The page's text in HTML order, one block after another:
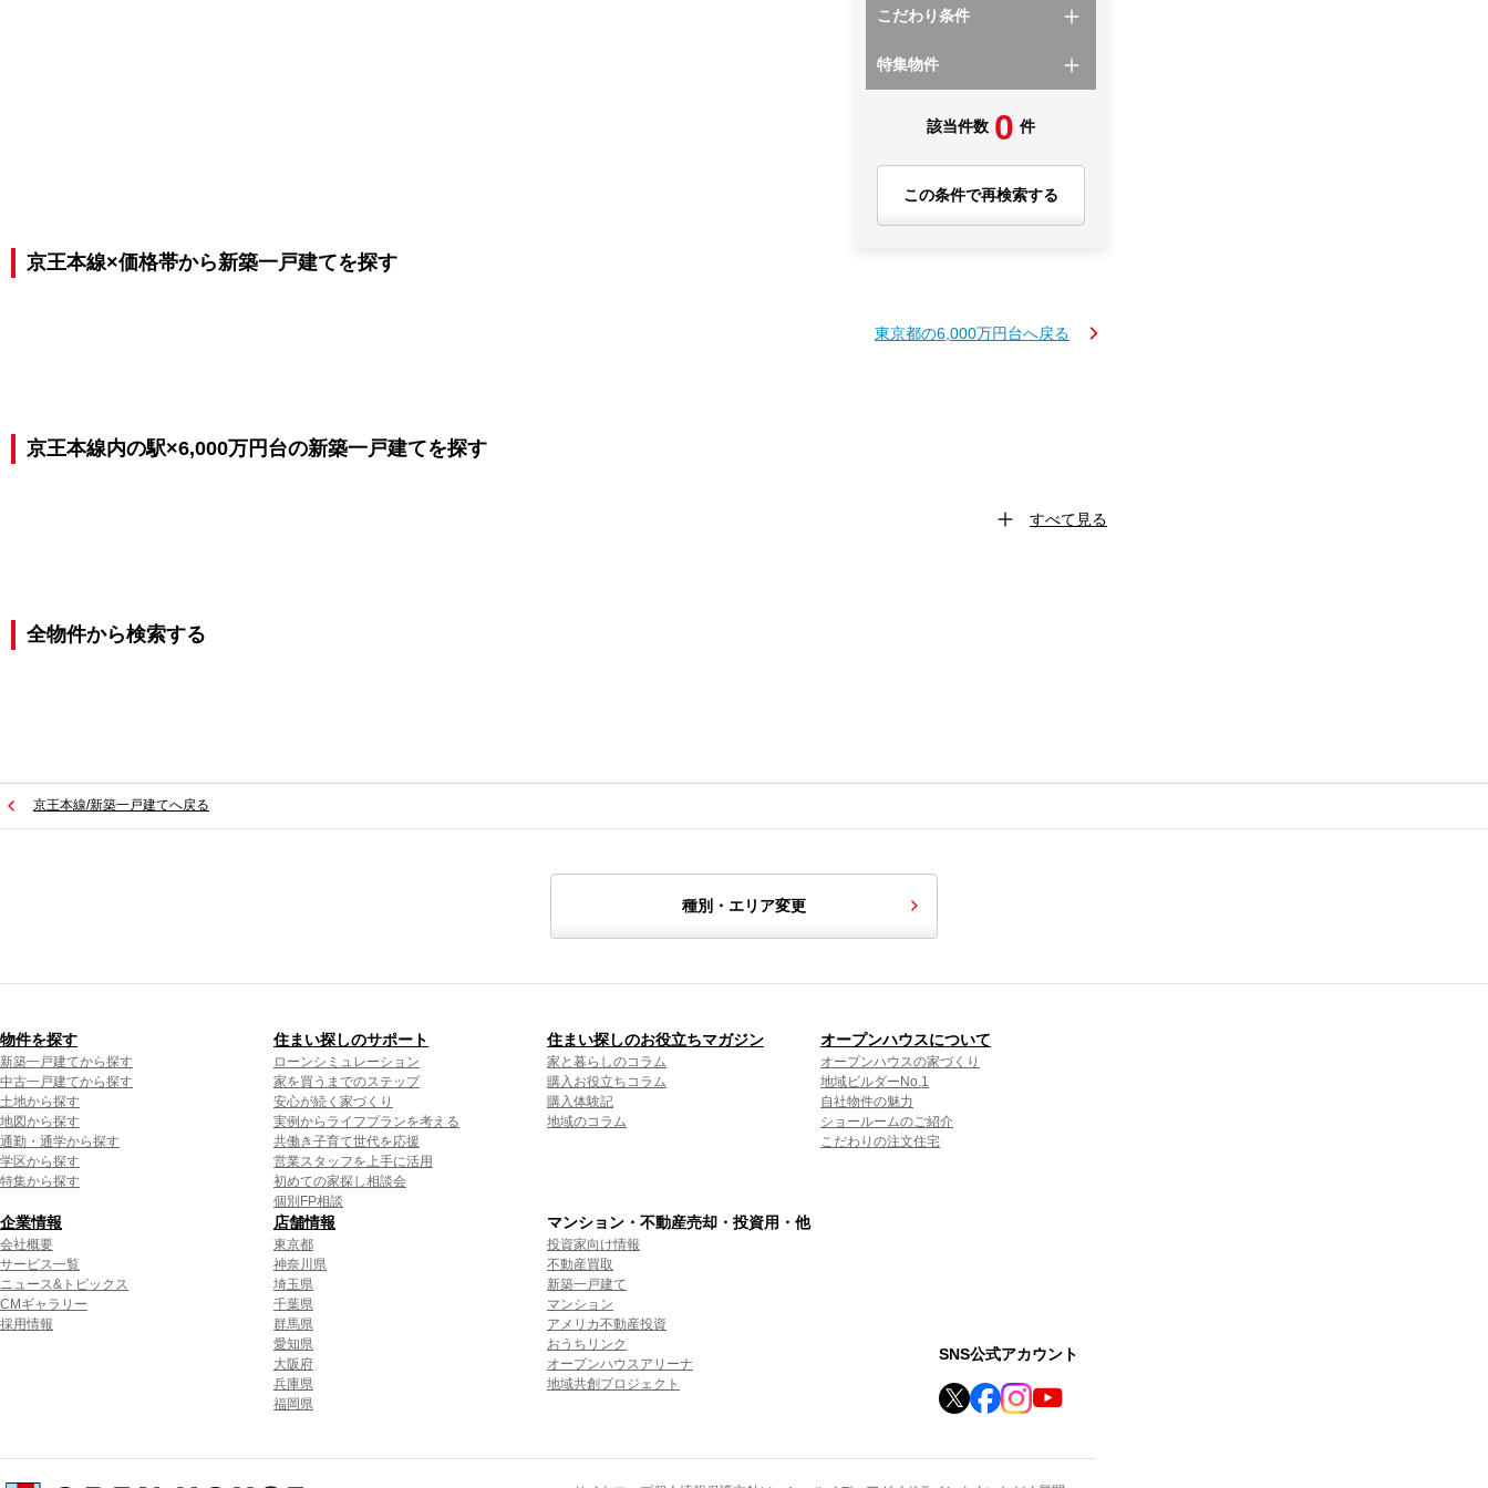
こだわり条件
特集物件
該当件数 0 件
この条件で再検索する
京王本線×価格帯から新築一戸建てを探す
東京都の6,000万円台へ戻る
京王本線内の駅×6,000万円台の新築一戸建てを探す
すべて見る
全物件から検索する
京王本線/新築一戸建てへ戻る
種別・エリア変更
物件を探す
新築一戸建てから探す
中古一戸建てから探す
土地から探す
地図から探す
通勤・通学から探す
学区から探す
特集から探す
住まい探しのサポート
ローンシミュレーション
家を買うまでのステップ
安心が続く家づくり
実例からライフプランを考える
共働き子育て世代を応援
営業スタッフを上手に活用
初めての家探し相談会
個別FP相談
住まい探しのお役立ちマガジン
家と暮らしのコラム
購入お役立ちコラム
購入体験記
地域のコラム
オープンハウスについて
オープンハウスの家づくり
地域ビルダーNo.1
自社物件の魅力
ショールームのご紹介
こだわりの注文住宅
企業情報
会社概要
サービス一覧
ニュース&トピックス
CMギャラリー
採用情報
店舗情報
東京都
神奈川県
埼玉県
千葉県
群馬県
愛知県
大阪府
兵庫県
福岡県
マンション・不動産売却・投資用・他
投資家向け情報
不動産買取
新築一戸建て
マンション
アメリカ不動産投資
おうちリンク
オープンハウスアリーナ
地域共創プロジェクト
SNS公式アカウント